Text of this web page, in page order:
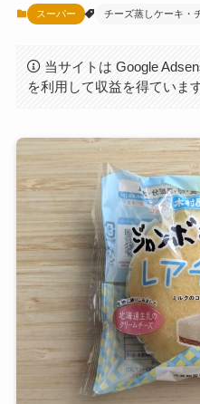
スーパー チーズ蒸しケーキ・
当サイトは Google
を利用して収益を得ています